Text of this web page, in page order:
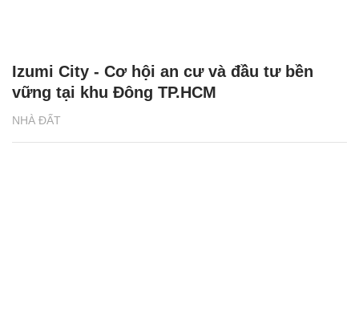
NHÀ ĐẤT
Izumi City - Cơ hội an cư và đầu tư bền
vững tại khu Đông TP.HCM